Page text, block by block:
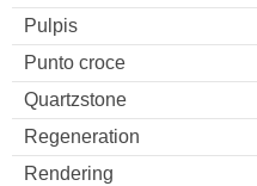
Pulpis
Punto croce
Quartzstone
Regeneration
Rendering